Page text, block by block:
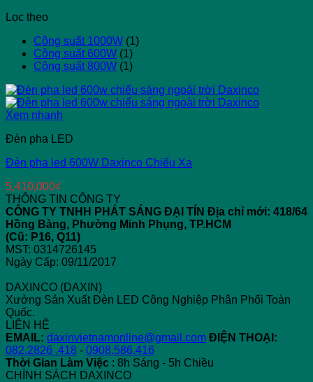
Lọc theo
Công suất 1000W (1)
Công suất 600W (1)
Công suất 800W (1)
Xem nhanh
Đèn pha LED
Đèn pha led 600W Daxinco Chiếu Xa
5,410,000₫
THÔNG TIN CÔNG TY
CÔNG TY TNHH PHÁT SÁNG ĐẠI TÍN Địa chỉ mới: 418/64
Hồng Bàng, Phường Minh Phụng, TP.HCM
(Cũ: P16, Q11)
MST: 0314726145
Ngày Cấp: 09/11/2017
DAXINCO (DAXIN)
Xưởng Sản Xuất Đèn LED Công Nghiệp Phân Phối Toàn
Quốc.
LIÊN HỆ
EMAIL: daxinvietnamonline@gmail.com ĐIỆN THOẠI:
082.2826 .418 - 0908.586.416
Thời Gian Làm Việc : 8h Sáng - 5h Chiều
CHÍNH SÁCH DAXINCO